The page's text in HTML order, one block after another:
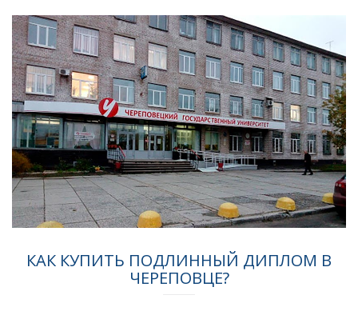
КАК КУПИТЬ ПОДЛИННЫЙ ДИПЛОМ В
ЧЕРЕПОВЦЕ?